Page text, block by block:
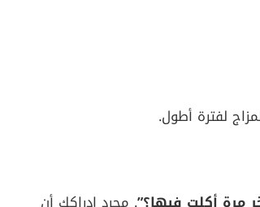
عن أجسادنا. نتجاهل إشارات
الجوع قد سيطر على مراكز